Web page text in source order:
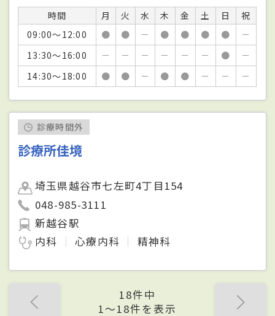
時間 月 火 水 木 金 土 日
祝
09:00～12:00
● ● － ● ● ● ●
－
13:30～16:00
－ － － － － － ●
－
14:30～18:00
● ● － ● ● － － －
診療時間外
診療所佳境
埼玉県越谷市七左町4丁目154
048-985-3111
新越谷駅
内科
心療内科 精神科
18件中
1〜18件を表示